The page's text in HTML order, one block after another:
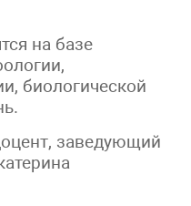
на базе
биологической
заведующий